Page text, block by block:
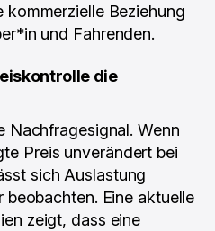
Beziehung
und Fahrenden.
die
Nachfragesignal. Wenn
Preis unverändert bei
sich Auslastung
Eine aktuelle
zeigt, dass eine